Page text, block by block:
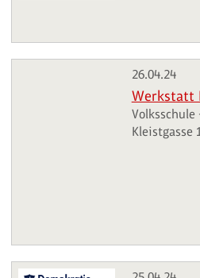
26.04.24
Werkstatt
Volksschule
Kleistgasse